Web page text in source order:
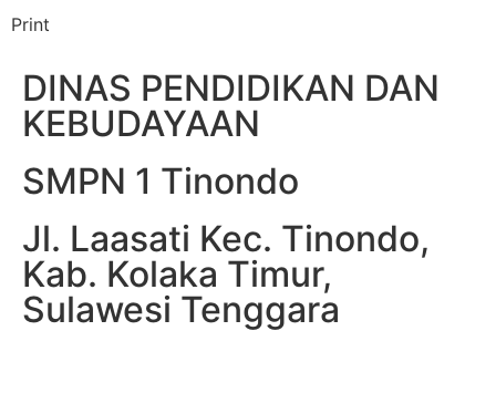
DINAS PENDIDIKAN DAN
KEBUDAYAAN
SMPN 1 Tinondo
Jl. Laasati Kec. Tinondo,
Kab. Kolaka Timur,
Sulawesi Tenggara
Print